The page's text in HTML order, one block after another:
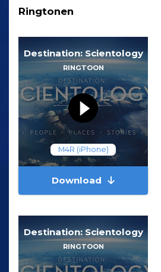
Ringtonen
Destination: Scientology
RINGTOON
M4R (iPhone)
Download
Destination: Scientology
RINGTOON